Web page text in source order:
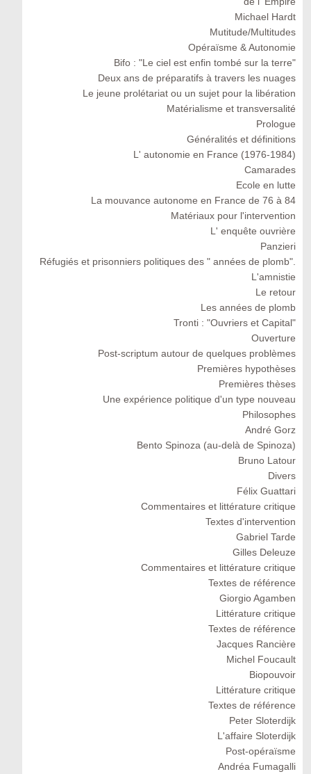
Michael Hardt
Mutitude/Multitudes
Opéraïsme & Autonomie
Bifo : "Le ciel est enfin tombé sur la terre"
Deux ans de préparatifs à travers les nuages
Le jeune prolétariat ou un sujet pour la libération
Matérialisme et transversalité
Prologue
Généralités et définitions
L' autonomie en France (1976-1984)
Camarades
Ecole en lutte
La mouvance autonome en France de 76 à 84
Matériaux pour l'intervention
L' enquête ouvrière
Panzieri
Réfugiés et prisonniers politiques des " années de plomb".
L'amnistie
Le retour
Les années de plomb
Tronti : "Ouvriers et Capital"
Ouverture
Post-scriptum autour de quelques problèmes
Premières hypothèses
Premières thèses
Une expérience politique d'un type nouveau
Philosophes
André Gorz
Bento Spinoza (au-delà de Spinoza)
Bruno Latour
Divers
Félix Guattari
Commentaires et littérature critique
Textes d'intervention
Gabriel Tarde
Gilles Deleuze
Commentaires et littérature critique
Textes de référence
Giorgio Agamben
Littérature critique
Textes de référence
Jacques Rancière
Michel Foucault
Biopouvoir
Littérature critique
Textes de référence
Peter Sloterdijk
L'affaire Sloterdijk
Post-opéraïsme
Andréa Fumagalli